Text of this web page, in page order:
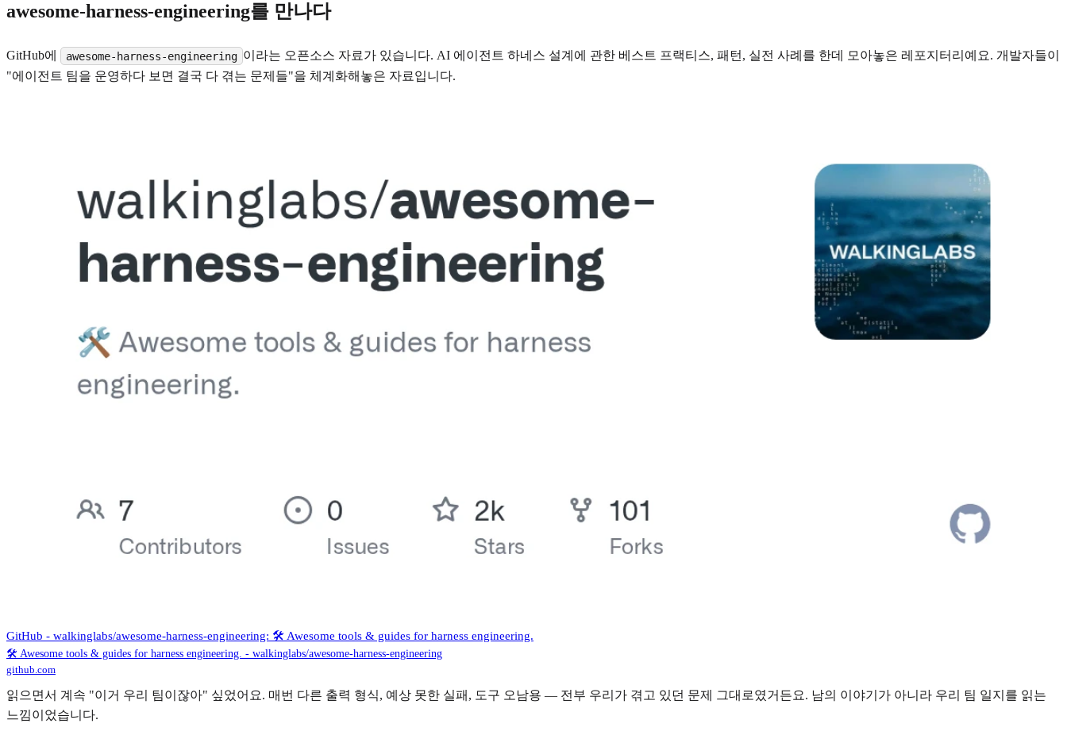
awesome-harness-engineering를 만나다
GitHub에 awesome-harness-engineering 이라는 오픈소스 자료가 있습니다. AI 에이전트 하네스 설계에 관한 베스트 프랙티스, 패턴, 실전 사례를 한데 모아놓은 레포지터리예요. 개발자들이
"에이전트 팀을 운영하다 보면 결국 다 겪는 문제들"을 체계화해놓은 자료입니다.
GitHub - walkinglabs/awesome-harness-engineering: 🛠️ Awesome tools & guides for harness engineering.
🛠️ Awesome tools & guides for harness engineering. - walkinglabs/awesome-harness-engineering
github.com
읽으면서 계속 "이거 우리 팀이잖아" 싶었어요. 매번 다른 출력 형식, 예상 못한 실패, 도구 오남용 — 전부 우리가 겪고 있던 문제 그대로였거든요. 남의 이야기가 아니라 우리 팀 일지를 읽는
느낌이었습니다.